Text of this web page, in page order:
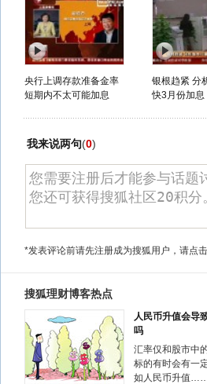
央行上调存款准备金率
短期内不太可能加息
银根趋紧 分
快3月份加息
我来说两句(0)
*发表评论前请先注册成为搜狐用户，请点
搜狐理财博客热点
人民币升值会导
吗
汇率仅和股市中
标的有时会有一
如人民币升值